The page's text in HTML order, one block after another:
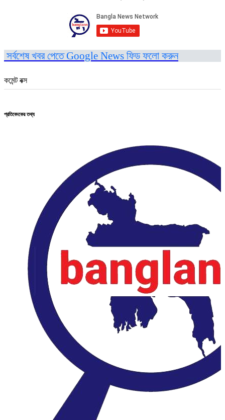
সর্বশেষ খবর পেতে Google News ফিড ফলো করুন
কমেন্ট বক্স
প্রতিবেদকের তথ্য